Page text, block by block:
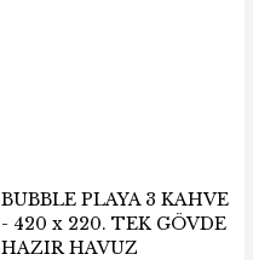
BUBBLE PLAYA 3 KAHVE
- 420 x 220. TEK GÖVDE
HAZIR HAVUZ